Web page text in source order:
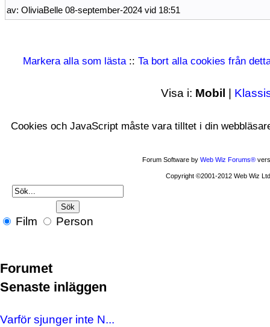
av: OliviaBelle 08-september-2024 vid 18:51
Markera alla som lästa :: Ta bort alla cookies från
Visa i: Mobil |
Cookies och JavaScript måste vara tilltet i din
Forum Software by Web Wiz Forums®
Copyright ©2001-2012 Web Wiz
Film Person
Forumet
Senaste inläggen
Varför sjunger inte N...